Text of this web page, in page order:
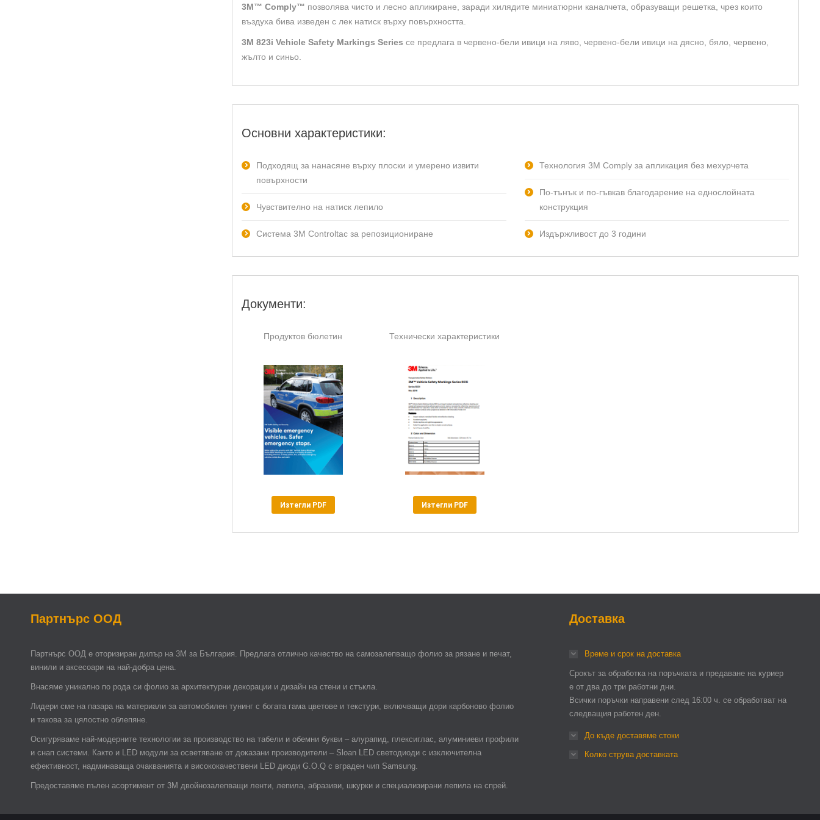
3M™ Comply™ позволява чисто и лесно апликиране, заради хилядите миниатюрни каналчета, образуващи решетка, чрез които
въздуха бива изведен с лек натиск върху повърхността.
3M 823i Vehicle Safety Markings Series се предлага в червено-бели ивици на ляво, червено-бели ивици на дясно, бяло, червено,
жълто и синьо.
Основни характеристики:
Подходящ за нанасяне върху плоски и умерено извити
повърхности
Чувствително на натиск лепило
Система 3M Controltac за репозициониране
Технология 3M Comply за апликация без мехурчета
По-тънък и по-гъвкав благодарение на еднослойната
конструкция
Издържливост до 3 години
Документи:
Продуктов бюлетин
Изтегли PDF
Технически характеристики
Изтегли PDF
Партнърс ООД
Партнърс ООД e оторизиран дилър на 3М за България. Предлага отлично качество на самозалепващо фолио за рязане и печат,
винили и аксесоари на най-добра цена.
Внасяме уникално по рода си фолио за архитектурни декорации и дизайн на стени и стъкла.
Лидери сме на пазара на материали за автомобилен тунинг с богата гама цветове и текстури, включващи дори карбоново фолио
и такова за цялостно облепяне.
Осигуряваме най-модерните технологии за производство на табели и обемни букви – алурапид, плексиглас, алуминиеви профили
и снап системи. Както и LED модули за осветяване от доказани производители – Sloan LED светодиоди с изключителна
ефективност, надминаваща очакванията и висококачествени LED диоди G.O.Q с вграден чип Samsung.
Предоставяме пълен асортимент от 3М двойнозалепващи ленти, лепила, абразиви, шкурки и специализирани лепила на спрей.
Доставка
Време и срок на доставка
Срокът за обработка на поръчката и предаване на куриер
е от два до три работни дни.
Всички поръчки направени след 16:00 ч. се обработват на
следващия работен ден.
До къде доставяме стоки
Колко струва доставката